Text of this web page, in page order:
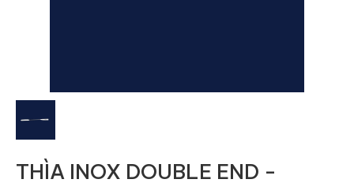
THÌA INOX DOUBLE END -